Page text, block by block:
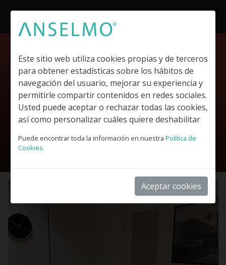
Espais clínics i sanitaris
Spaces
La teva consulta sanitària a La Bonanova
Este sitio web utiliza cookies propias y de terceros
para obtener estadísticas sobre los hábitos de
navegación del usuario, mejorar su experiencia y
permitirle compartir contenidos en redes sociales.
Usted puede aceptar o rechazar todas las cookies,
así como personalizar cuáles quiere deshabilitar
Puede encontrar toda la información en nuestra Política de
Cookies.
Aceptar cookies